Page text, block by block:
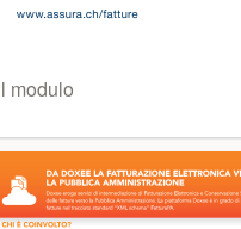
modulo